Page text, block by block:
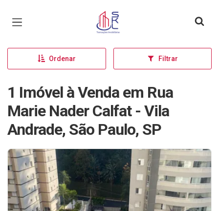
Página inicial
Ordenar Filtrar
1 Imóvel à Venda em Rua
Marie Nader Calfat - Vila
Andrade, São Paulo, SP